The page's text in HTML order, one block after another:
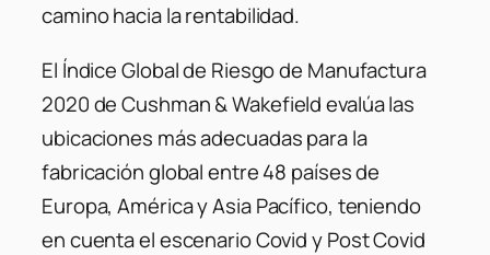
camino hacia la rentabilidad.
El Índice Global de Riesgo de Manufactura
2020 de Cushman & Wakefield evalúa las
ubicaciones más adecuadas para la
fabricación global entre 48 países de
Europa, América y Asia Pacífico, teniendo
en cuenta el escenario Covid y Post Covid